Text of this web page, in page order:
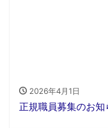
2026年4月1日
正規職員募集のお知